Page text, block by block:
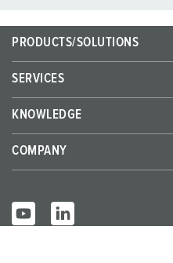
PRODUCTS/SOLUTIONS
SERVICES
KNOWLEDGE
COMPANY